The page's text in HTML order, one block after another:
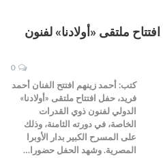
ملتقى «أولادنا» لفنون
0
كتب: أحمد زينهم افتتح الفنان أحمد
فريد، حفل افتتاح ملتقى «أولادنا»
الدولي لفنون ذوي القدرات
الخاصة، في دورته الثامنة، وذلك
على المسرح الكبير بدار الأوبرا
المصرية. وشهد الحفل حضورا…